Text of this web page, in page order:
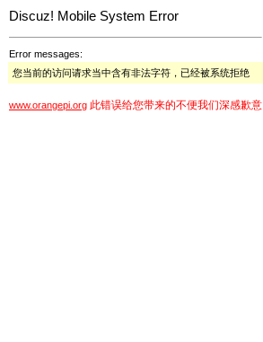
Discuz! Mobile System Error
Error messages:
您当前的访问请求当中含有非法字符，已经被系统拒绝
www.orangepi.org 此错误给您带来的不便我们深感歉意